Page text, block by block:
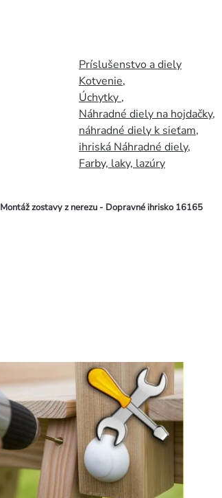
Príslušenstvo a diely
Kotvenie,
Úchytky ,
Náhradné diely na hojdačky,
náhradné diely k sieťam,
ihriská Náhradné diely,
Farby, laky, lazúry
Montáž zostavy z nerezu - Dopravné ihrisko 16165